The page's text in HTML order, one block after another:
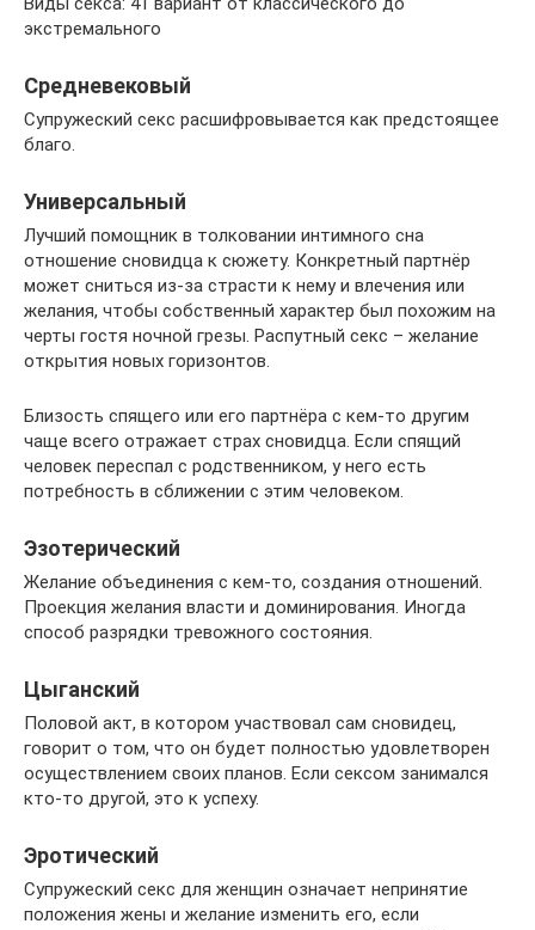
экстремального
Средневековый
Супружеский секс расшифровывается как предстоящее
благо.
Универсальный
Лучший помощник в толковании интимного сна
отношение сновидца к сюжету. Конкретный партнёр
может сниться из-за страсти к нему и влечения или
желания, чтобы собственный характер был похожим на
черты гостя ночной грезы. Распутный секс – желание
открытия новых горизонтов.
Близость спящего или его партнёра с кем-то другим
чаще всего отражает страх сновидца. Если спящий
человек переспал с родственником, у него есть
потребность в сближении с этим человеком.
Эзотерический
Желание объединения с кем-то, создания отношений.
Проекция желания власти и доминирования. Иногда
способ разрядки тревожного состояния.
Цыганский
Половой акт, в котором участвовал сам сновидец,
говорит о том, что он будет полностью удовлетворен
осуществлением своих планов. Если сексом занимался
кто-то другой, это к успеху.
Эротический
Супружеский секс для женщин означает непринятие
положения жены и желание изменить его, если